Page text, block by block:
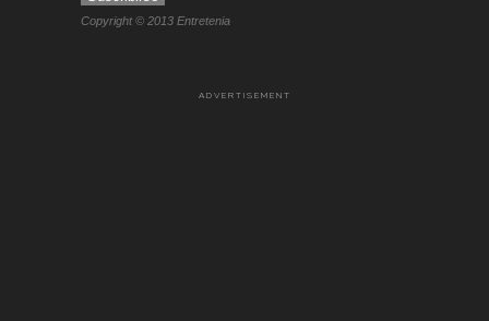
Copyright © 2013 Entretenia
ADVERTISEMENT